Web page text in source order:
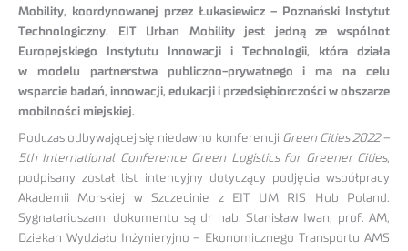
Mobility, koordynowanej przez Łukasiewicz – Poznański Instytut
Technologiczny. EIT Urban Mobility jest jedną ze wspólnot
Europejskiego Instytutu Innowacji i Technologii, która działa
w modelu partnerstwa publiczno-prywatnego i ma na celu
wsparcie badań, innowacji, edukacji i przedsiębiorczości w obszarze
mobilności miejskiej.
Podczas odbywającej się niedawno konferencji Green Cities 2022 –
5th International Conference Green Logistics for Greener Cities,
podpisany został list intencyjny dotyczący podjęcia współpracy
Akademii Morskiej w Szczecinie z EIT UM RIS Hub Poland.
Sygnatariuszami dokumentu są dr hab. Stanisław Iwan, prof. AM,
Dziekan Wydziału Inżynieryjno – Ekonomicznego Transportu AMS